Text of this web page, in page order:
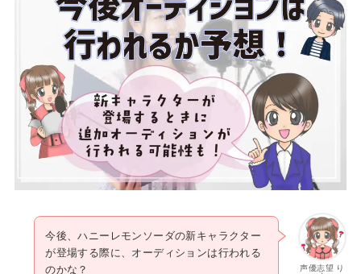
声優志望 り
今後、ハニーレモンソーダの新キャラクター
が登場する際に、オーディションは行われる
のかな？